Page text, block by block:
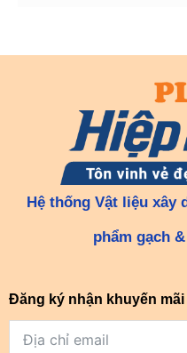
Hệ thống Vật liệu xây
phẩm gạch
Đăng ký nhận khuyến